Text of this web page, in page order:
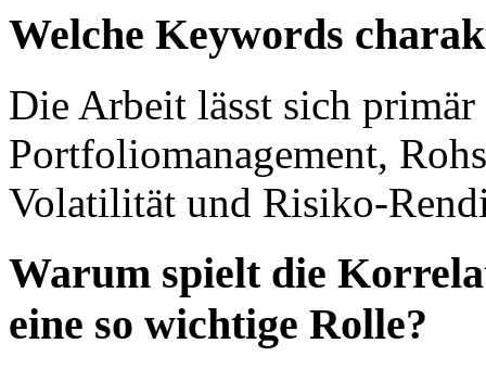
Welche Keywords
Die Arbeit lässt sich
Portfoliomanagement,
Volatilität und Risiko-
Warum spielt die
eine so wichtige Rolle?